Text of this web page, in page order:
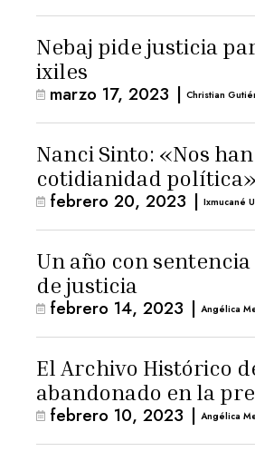
Nebaj pide justicia
ixiles
marzo 17, 2023 | Christian
Nanci Sinto: «Nos
cotidianidad política»
febrero 20, 2023 | Ixmucané
Un año con sentencia
de justicia
febrero 14, 2023 | Angélica
El Archivo Histórico
abandonado en la
febrero 10, 2023 | Angélica